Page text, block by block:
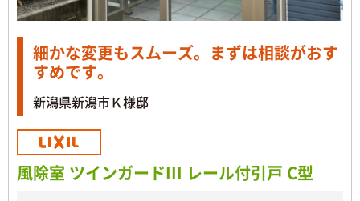
細かな変更もスムーズ。まずは相談がおす
すめです。
新潟県新潟市Ｋ様邸
風除室 ツインガードIII レール付引戸 C型